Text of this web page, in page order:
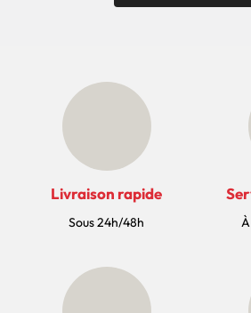
Livraison rapide
Sous 24h/48h